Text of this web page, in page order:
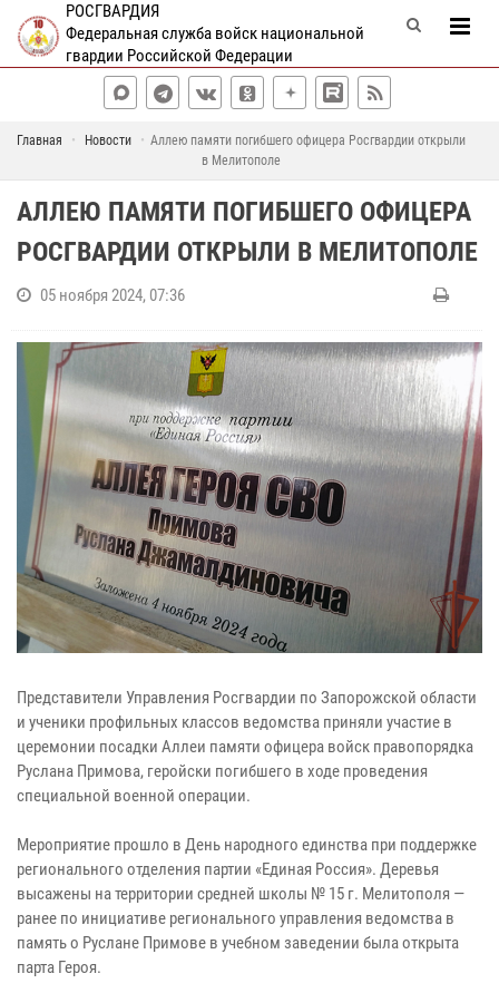
РОСГВАРДИЯ
Федеральная служба войск национальной
гвардии Российской Федерации
Главная Новости
Аллею памяти погибшего офицера Росгвардии открыли
в Мелитополе
АЛЛЕЮ ПАМЯТИ ПОГИБШЕГО ОФИЦЕРА
РОСГВАРДИИ ОТКРЫЛИ В МЕЛИТОПОЛЕ
05 ноября 2024, 07:36
Представители Управления Росгвардии по Запорожской области
и ученики профильных классов ведомства приняли участие в
церемонии посадки Аллеи памяти офицера войск правопорядка
Руслана Примова, геройски погибшего в ходе проведения
специальной военной операции.
Мероприятие прошло в День народного единства при поддержке
регионального отделения партии «Единая Россия». Деревья
высажены на территории средней школы № 15 г. Мелитополя —
ранее по инициативе регионального управления ведомства в
память о Руслане Примове в учебном заведении была открыта
парта Героя.